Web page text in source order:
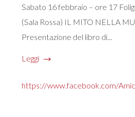
Sabato 16 febbraio – ore 17
(Sala Rossa) IL MITO NELLA
Presentazione del libro di...
Leggi
https://www.facebook.com/